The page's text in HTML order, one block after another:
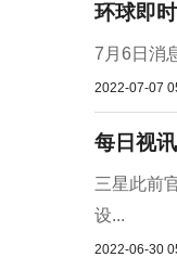
环球即
7月6日消
2022-07-07
每日视
三星此前
设...
2022-06-30